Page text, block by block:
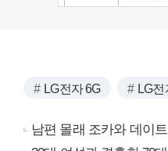
LG전자 6G LG전
남편 몰래 조카와 데이